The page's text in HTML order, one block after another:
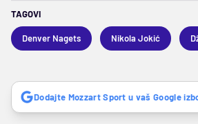
TAGOVI
Denver Nagets Nikola Jokić
Dodajte Mozzart Sport u vaš Google